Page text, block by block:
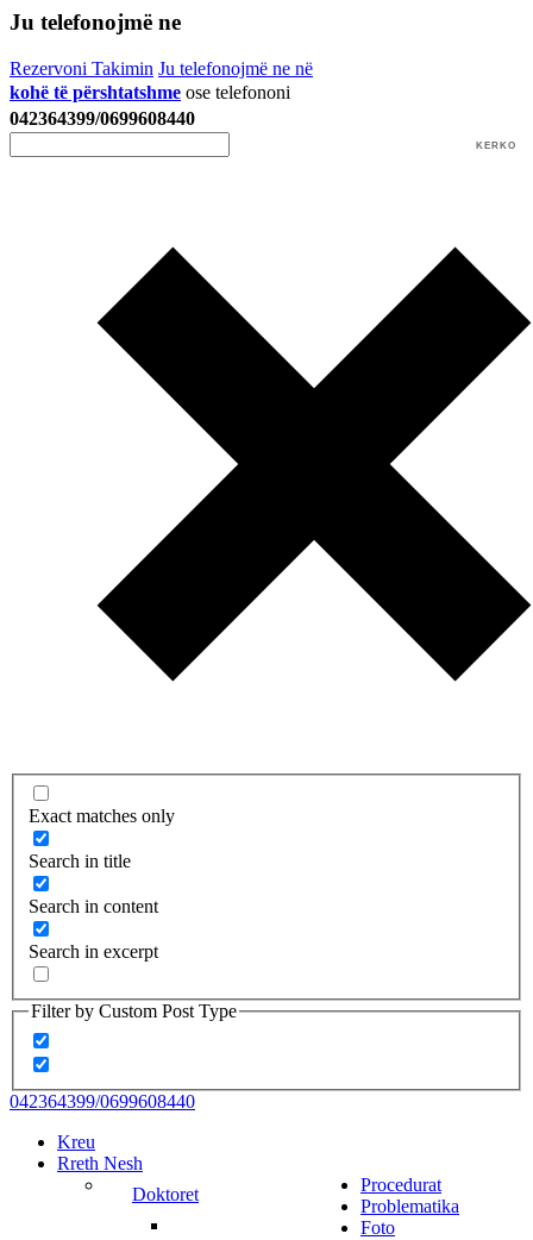
Ju telefonojmë ne
Rezervoni Takimin Ju telefonojmë ne në
kohë të përshtatshme ose telefononi
042364399/0699608440
Exact matches only
Search in title
Search in content
Search in excerpt
Filter by Custom Post Type
042364399/0699608440
Kreu
Rreth Nesh
doktoret
Procedurat
Problematika
Foto